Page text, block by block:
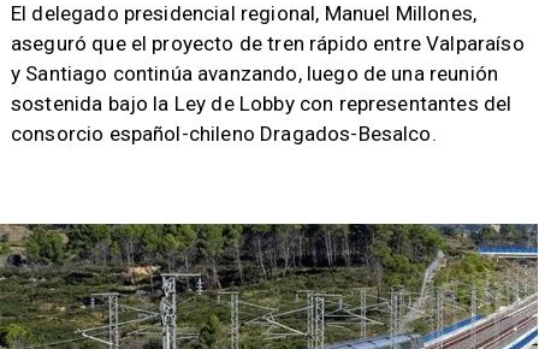
​El delegado presidencial regional, Manuel Millones,
aseguró que el proyecto de tren rápido entre Valparaíso
y Santiago continúa avanzando, luego de una reunión
sostenida bajo la Ley de Lobby con representantes del
consorcio español-chileno Dragados-Besalco.